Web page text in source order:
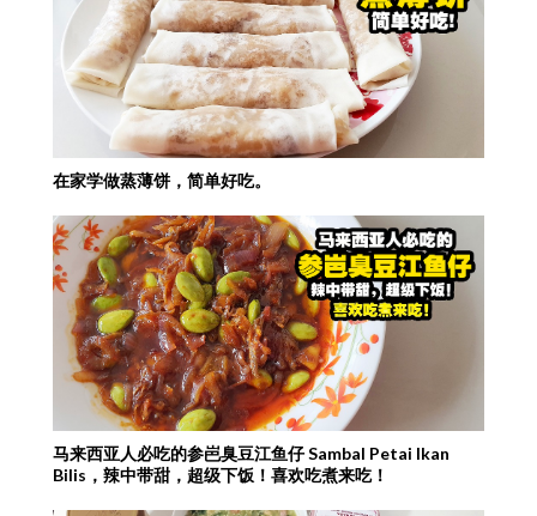
在家学做蒸薄饼，简单好吃。
马来西亚人必吃的参岜臭豆江鱼仔 Sambal Petai Ikan
Bilis，辣中带甜，超级下饭！喜欢吃煮来吃！